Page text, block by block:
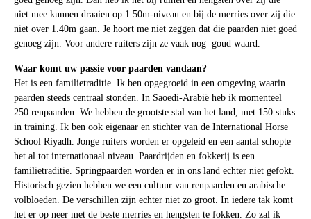
niet mee kunnen draaien op 1.50m-niveau en bij de merries over zij die
niet over 1.40m gaan. Je hoort me niet zeggen dat die paarden niet goed
genoeg zijn. Voor andere ruiters zijn ze vaak nog goud waard.
Waar komt uw passie voor paarden vandaan?
Het is een familietraditie. Ik ben opgegroeid in een omgeving waarin
paarden steeds centraal stonden. In Saoedi-Arabië heb ik momenteel
250 renpaarden. We hebben de grootste stal van het land, met 150 stuks
in training. Ik ben ook eigenaar en stichter van de International Horse
School Riyadh. Jonge ruiters worden er opgeleid en een aantal schopte
het al tot internationaal niveau. Paardrijden en fokkerij is een
familietraditie. Springpaarden worden er in ons land echter niet gefokt.
Historisch gezien hebben we een cultuur van renpaarden en arabische
volbloeden. De verschillen zijn echter niet zo groot. In iedere tak komt
het er op neer met de beste merries en hengsten te fokken. Zo zal ik